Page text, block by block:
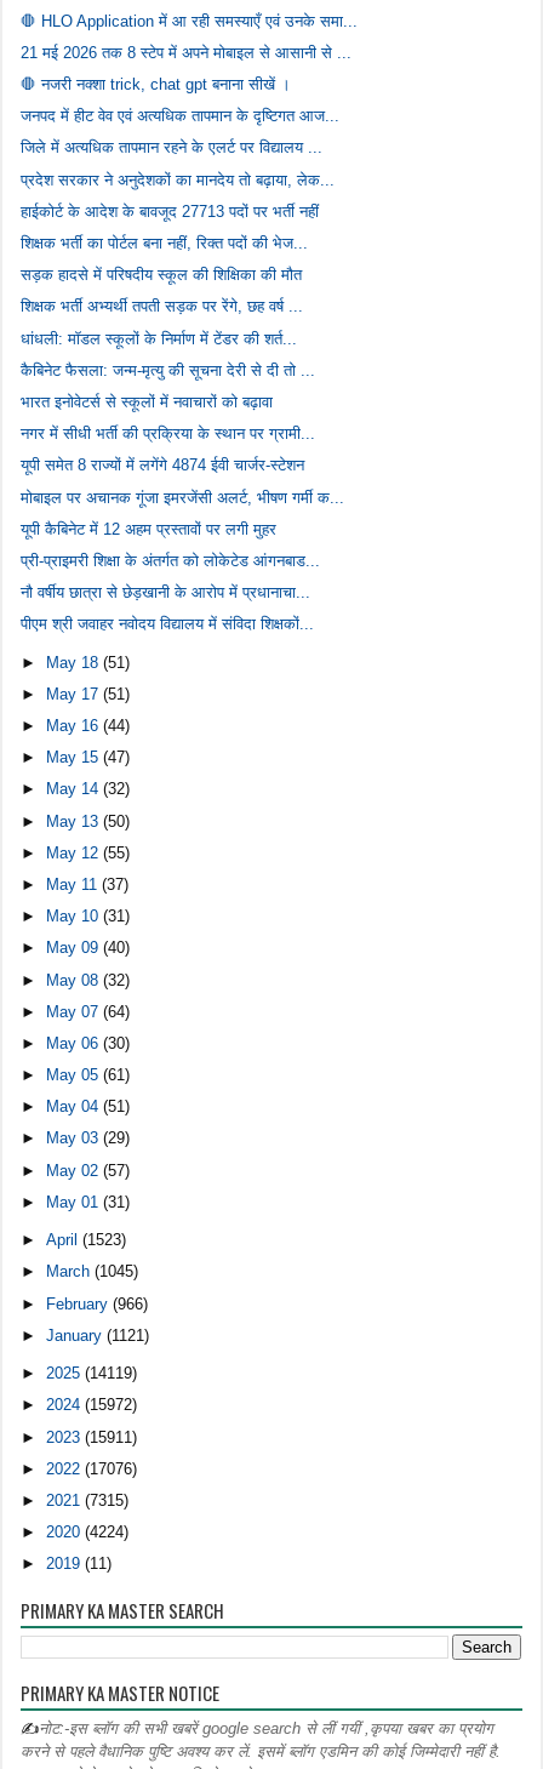
🛑 HLO Application में आ रही समस्याएँ एवं उनके समा...
21 मई 2026 तक 8 स्टेप में अपने मोबाइल से आसानी से ...
🛑 नजरी नक्शा trick, chat gpt बनाना सीखें ।
जनपद में हीट वेव एवं अत्यधिक तापमान के दृष्टिगत आज...
जिले में अत्यधिक तापमान रहने के एलर्ट पर विद्यालय ...
प्रदेश सरकार ने अनुदेशकों का मानदेय तो बढ़ाया, लेक...
हाईकोर्ट के आदेश के बावजूद 27713 पदों पर भर्ती नहीं
शिक्षक भर्ती का पोर्टल बना नहीं, रिक्त पदों की भेज...
सड़क हादसे में परिषदीय स्कूल की शिक्षिका की मौत
शिक्षक भर्ती अभ्यर्थी तपती सड़क पर रेंगे, छह वर्ष ...
धांधली: मॉडल स्कूलों के निर्माण में टेंडर की शर्त...
कैबिनेट फैसला: जन्म-मृत्यु की सूचना देरी से दी तो ...
भारत इनोवेटर्स से स्कूलों में नवाचारों को बढ़ावा
नगर में सीधी भर्ती की प्रक्रिया के स्थान पर ग्रामी...
यूपी समेत 8 राज्यों में लगेंगे 4874 ईवी चार्जर-स्टेशन
मोबाइल पर अचानक गूंजा इमरजेंसी अलर्ट, भीषण गर्मी क...
यूपी कैबिनेट में 12 अहम प्रस्तावों पर लगी मुहर
प्री-प्राइमरी शिक्षा के अंतर्गत को लोकेटेड आंगनबाड...
नौ वर्षीय छात्रा से छेड़खानी के आरोप में प्रधानाचा...
पीएम श्री जवाहर नवोदय विद्यालय में संविदा शिक्षकों...
► May 18(51)
►
May 17(51)
►
May 16(44)
►
May 15(47)
►
May 14(32)
► May 13(50)
►
May 12(55)
►
May 11(37)
►
May 10(31)
►
May 09(40)
► May 08(32)
► May 07(64)
►
May 06(30)
►
May 05(61)
►
May 04(51)
►
May 03(29)
► May 02(57)
►
May 01(31)
►April(1523)
►
March(1045)
► February(966)
►January(1121)
►2025(14119)
►2024(15972)
► 2023(15911)
► 2022(17076)
► 2021(7315)
►2020(4224)
►2019(11)
PRIMARY KA MASTER SEARCH
PRIMARY KA MASTER NOTICE
✍नोट:-इस ब्लॉग की सभी खबरें google search से लीं गयीं ,कृपया खबर का प्रयोग
करने से पहले वैधानिक पुष्टि अवश्य कर लें. इसमें ब्लॉग एडमिन की कोई जिम्मेदारी नहीं है.